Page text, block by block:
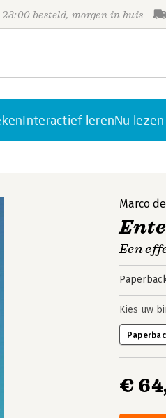
23:00 besteld, morgen in huis
Interactief lerenNu lezen
Marco
Een
Kies uw
€